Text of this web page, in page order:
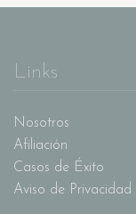
Links
Nosotros
Afiliación
Casos de Éxito
Aviso de Privacidad